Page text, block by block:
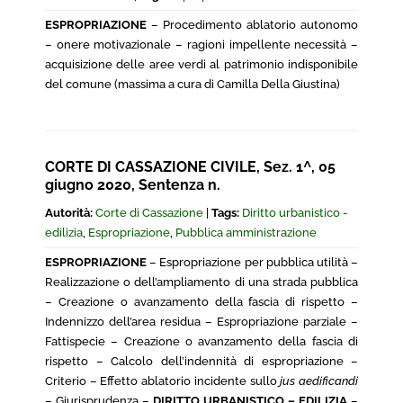
ESPROPRIAZIONE – Procedimento ablatorio autonomo
– onere motivazionale – ragioni impellente necessità –
acquisizione delle aree verdi al patrimonio indisponibile
del comune (massima a cura di Camilla Della Giustina)
CORTE DI CASSAZIONE CIVILE, Sez. 1^, 05
giugno 2020, Sentenza n.
Autorità: Corte di Cassazione Tags: Diritto urbanistico -
edilizia, Espropriazione, Pubblica amministrazione
ESPROPRIAZIONE – Espropriazione per pubblica utilità –
Realizzazione o dell’ampliamento di una strada pubblica
– Creazione o avanzamento della fascia di rispetto –
Indennizzo dell’area residua – Espropriazione parziale –
Fattispecie – Creazione o avanzamento della fascia di
rispetto – Calcolo dell’indennità di espropriazione –
Criterio – Effetto ablatorio incidente sullojus aedificandi